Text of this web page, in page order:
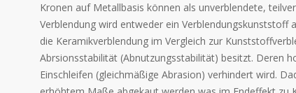
Kronen auf Metallbasis können als unverblendete,
Verblendung wird entweder ein
die Keramikverblendung im Vergleich zur
Abrsionsstabilität (Abnutzungsstabilität) besitzt. Deren
Einschleifen (gleichmäßige Abrasion) verhindert wird.